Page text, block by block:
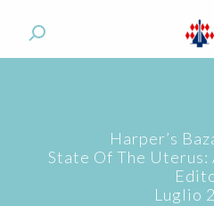
Harper’s
State Of The Uterus:
Luglio